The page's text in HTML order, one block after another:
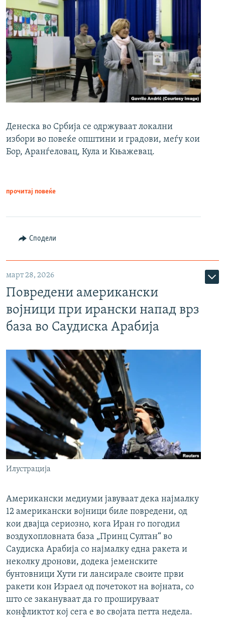
Денеска во Србија се одржуваат локални
избори во повеќе општини и градови, меѓу кои
Бор, Аранѓеловац, Кула и Књажевац.
прочитај повеќе
Сподели
март 28, 2026
Повредени американски
војници при ирански напад врз
база во Саудиска Арабија
Илустрација
Американски медиуми јавуваат дека најмалку
12 американски војници биле повредени, од
кои двајца сериозно, кога Иран го погодил
воздухопловната база „Принц Султан“ во
Саудиска Арабија со најмалку една ракета и
неколку дронови, додека јеменските
бунтовници Хути ги лансирале своите први
ракети кон Израел од почетокот на војната, со
што се закануваат да го прошируваат
конфликтот кој сега е во својата петта недела.